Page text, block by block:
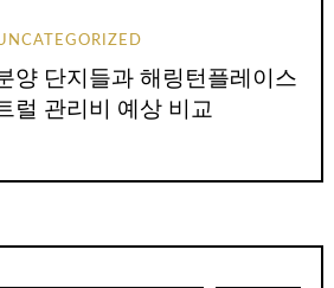
양 단지들과 해링턴플레이스
럴 관리비 예상 비교